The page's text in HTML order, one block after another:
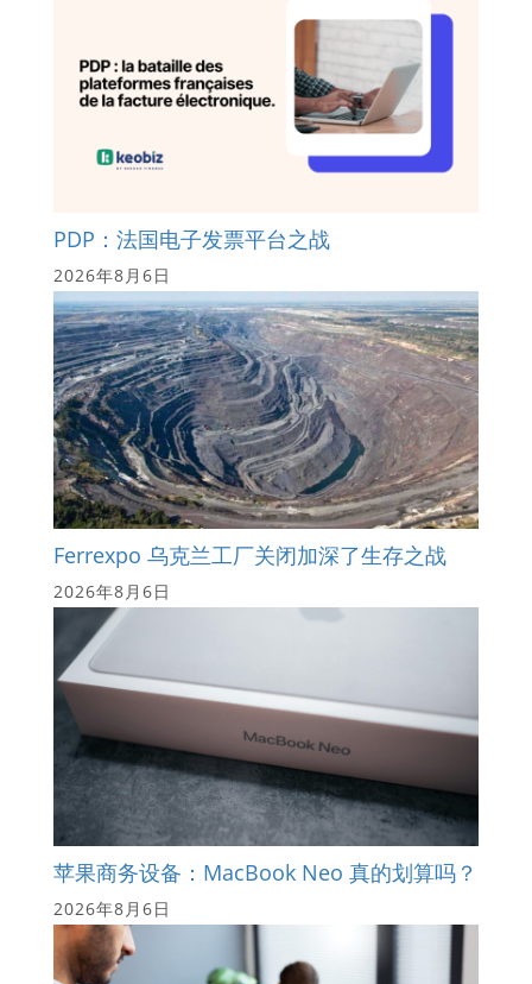
PDP：法国电子发票平台之战
2026年8月6日
Ferrexpo 乌克兰工厂关闭加深了生存之战
2026年8月6日
苹果商务设备：MacBook Neo 真的划算吗？
2026年8月6日